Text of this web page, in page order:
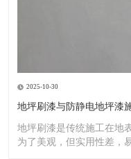
2025-10-30
地坪刷漆与防静电地坪漆
地坪刷漆是传统施工在地
为了美观，但实用性差，